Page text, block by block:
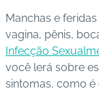
gi
c
Manchas e
vagina, pênis,
Infecção
você lerá sobre
sintomas, como